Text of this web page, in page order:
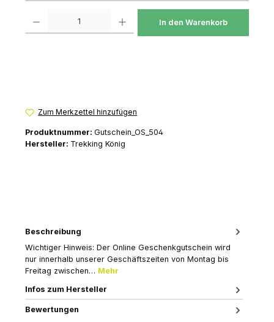
In den Warenkorb
Zum Merkzettel hinzufügen
Produktnummer: Gutschein_OS_504
Hersteller: Trekking König
Beschreibung
Wichtiger Hinweis: Der Online Geschenkgutschein wird
nur innerhalb unserer Geschäftszeiten von Montag bis
Freitag zwischen… Mehr
Infos zum Hersteller
Bewertungen